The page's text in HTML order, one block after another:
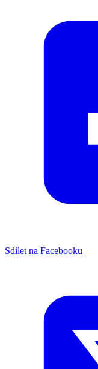
Sdílet na Facebooku